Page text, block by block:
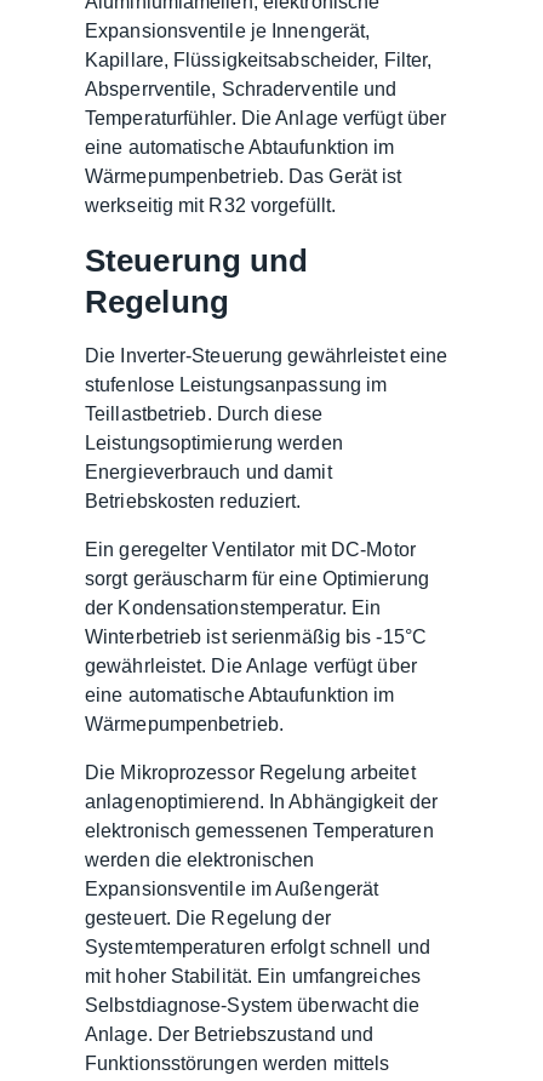
Expansionsventile je Innengerät,
Kapillare, Flüssigkeitsabscheider, Filter,
Absperrventile, Schraderventile und
Temperaturfühler. Die Anlage verfügt über
eine automatische Abtaufunktion im
Wärmepumpenbetrieb. Das Gerät ist
werkseitig mit R32 vorgefüllt.
Steuerung und
Regelung
Die Inverter-Steuerung gewährleistet eine
stufenlose Leistungsanpassung im
Teillastbetrieb. Durch diese
Leistungsoptimierung werden
Energieverbrauch und damit
Betriebskosten reduziert.
Ein geregelter Ventilator mit DC-Motor
sorgt geräuscharm für eine Optimierung
der Kondensationstemperatur. Ein
Winterbetrieb ist serienmäßig bis -15°C
gewährleistet. Die Anlage verfügt über
eine automatische Abtaufunktion im
Wärmepumpenbetrieb.
Die Mikroprozessor Regelung arbeitet
anlagenoptimierend. In Abhängigkeit der
elektronisch gemessenen Temperaturen
werden die elektronischen
Expansionsventile im Außengerät
gesteuert. Die Regelung der
Systemtemperaturen erfolgt schnell und
mit hoher Stabilität. Ein umfangreiches
Selbstdiagnose-System überwacht die
Anlage. Der Betriebszustand und
Funktionsstörungen werden mittels